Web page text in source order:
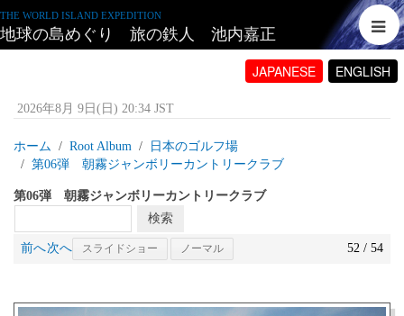
THE WORLD ISLAND EXPEDITION
地球の島めぐり 旅の鉄人 池内嘉正
JAPANESE ENGLISH
2026年8月 9日(日) 20:34 JST
ホーム Root Album
日本のゴルフ場
第06弾 朝霧ジャンボリーカントリークラブ
第06弾 朝霧ジャンボリーカントリークラブ
前へ次へ スライドショー ノーマル 52 / 54